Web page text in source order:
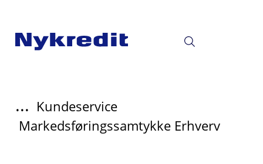
... Kundeservice
Markedsføringssamtykke Erhverv